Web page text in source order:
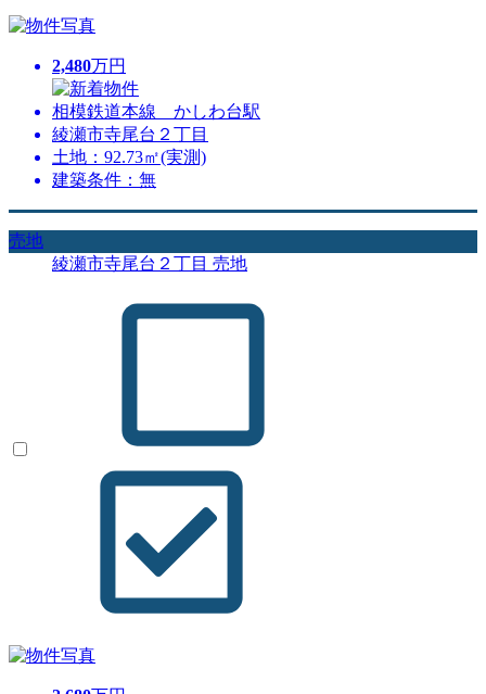
2,480万円
相模鉄道本線 かしわ台駅
綾瀬市寺尾台２丁目
土地：92.73㎡(実測)
建築条件：無
売地
綾瀬市寺尾台２丁目 売地